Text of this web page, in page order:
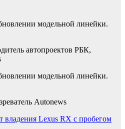
автопроектов РБК,
Autonews
Lexus RX с пробегом